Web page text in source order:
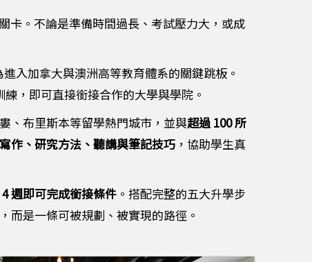
卡。不論是準備時間過長、考試壓力大，或成
進入加拿大與澳洲高等教育體系的關鍵跳板。
，即可直接銜接合作的大學與學院。
、布里斯本等留學熱門城市，並與超過 100 所
作、研究方法、聽講與筆記技巧 ，協助學生真
週即可完成銜接條件 。搭配完整的五大升學步
而是一條可被規劃、被實現的路徑。